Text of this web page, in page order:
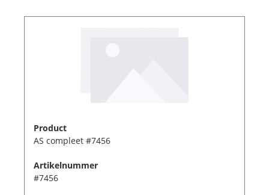
Product
AS compleet #7456
Artikelnummer
#7456